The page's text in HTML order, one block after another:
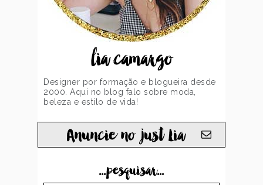
lia camargo
Designer por formação e blogueira desde
2000. Aqui no blog falo sobre moda,
beleza e estilo de vida!
Anuncie no just Lia
...pesquisar...